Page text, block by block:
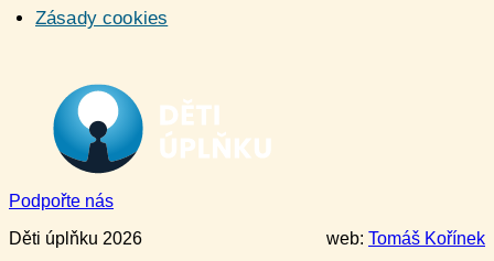
Zásady cookies
Podpořte nás
Děti úplňku 2026
web: Tomáš Kořínek